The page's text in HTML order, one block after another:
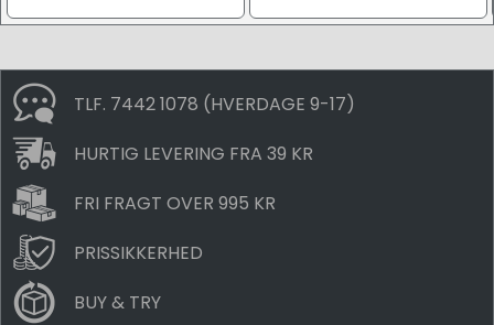
TLF. 7442 1078 (HVERDAGE 9-17)
HURTIG LEVERING FRA 39 KR
FRI FRAGT OVER 995 KR
PRISSIKKERHED
BUY & TRY